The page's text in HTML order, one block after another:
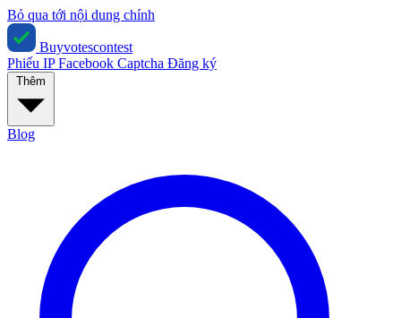
Bỏ qua tới nội dung chính
Buyvotescontest
Phiếu IPFacebook Captcha Đăng ký
Blog